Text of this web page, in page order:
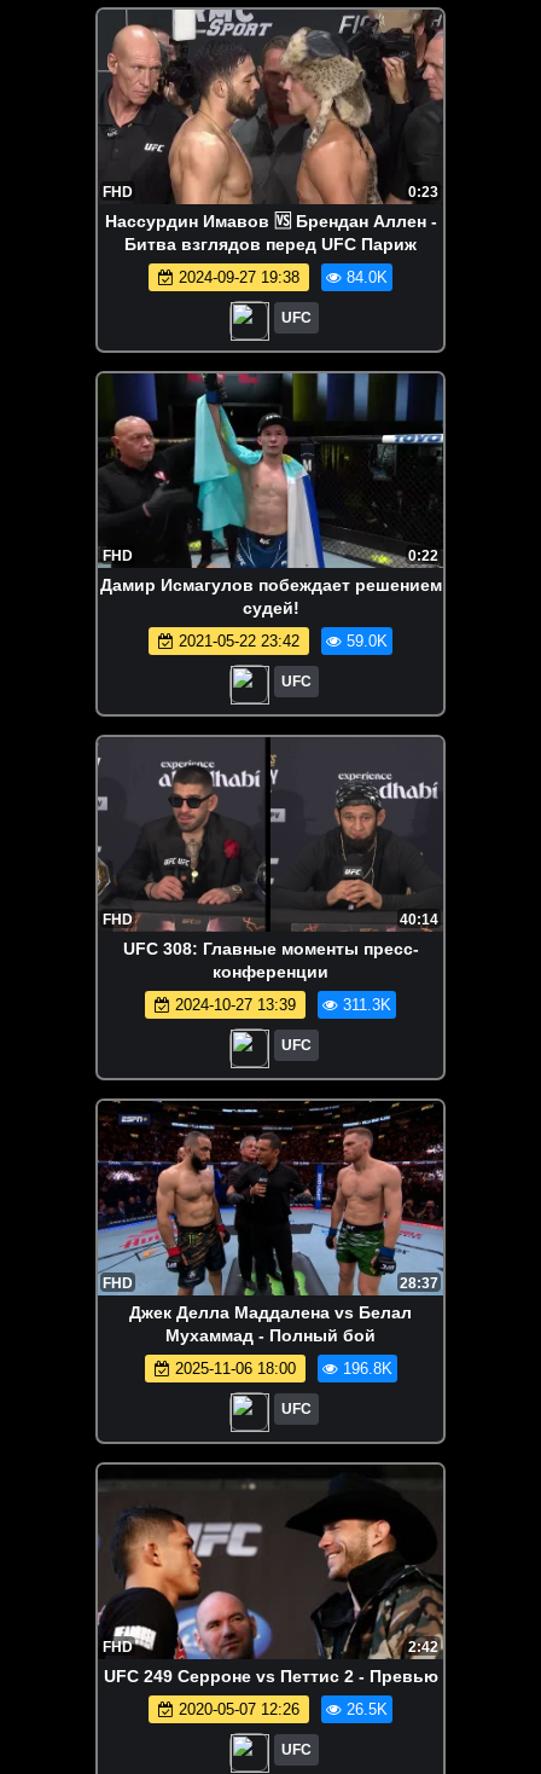
FHD 0:23
Нассурдин Имавов 🆚 Брендан Аллен -
Битва взглядов перед UFC Париж
2024-09-27 19:38 84.0K
UFC
FHD 0:22
Дамир Исмагулов побеждает решением
судей!
2021-05-22 23:42 59.0K
UFC
FHD 40:14
UFC 308: Главные моменты пресс-
конференции
2024-10-27 13:39 311.3K
UFC
FHD 28:37
Джек Делла Маддалена vs Белал
Мухаммад - Полный бой
2025-11-06 18:00 196.8K
UFC
FHD 2:42
UFC 249 Серроне vs Петтис 2 - Превью
2020-05-07 12:26 26.5K
UFC